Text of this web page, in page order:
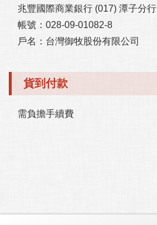
兆豐國際商業銀行 (017) 潭子分行
帳號：028-09-01082-8
戶名：台灣御牧股份有限公司
貨到付款
需負擔手續費